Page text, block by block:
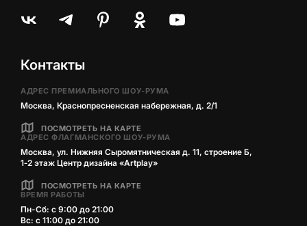
Контакты
АДРЕС ПРЕМИАЛЬНОГО ШОУ-РУМА
Москва, Краснопресненская набережная, д. 2/1
ПОСМОТРЕТЬ НА КАРТЕ
АДРЕС ФЛАГМАНСКОГО ШОУ-РУМА
Москва, ул. Нижняя Сыромятническая д. 11, строение Б,
1‑2 этаж Центр дизайна «Artplay»
ПОСМОТРЕТЬ НА КАРТЕ
ВРЕМЯ РАБОТЫ
Пн-Сб: с 9:00 до 21:00
Вс: с 11:00 до 21:00